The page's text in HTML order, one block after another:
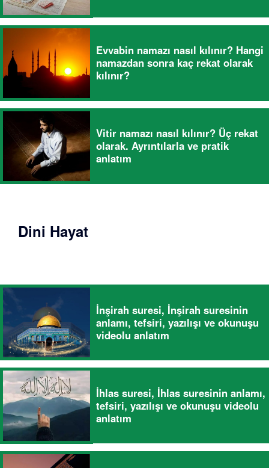
Evvabin namazı nasıl kılınır? Hangi
namazdan sonra kaç rekat olarak
kılınır?
Vitir namazı nasıl kılınır? Üç rekat
olarak. Ayrıntılarla ve pratik
anlatım
Dini Hayat
İnşirah suresi, İnşirah suresinin
anlamı, tefsiri, yazılışı ve okunuşu
videolu anlatım
İhlas suresi, İhlas suresinin anlamı,
tefsiri, yazılışı ve okunuşu videolu
anlatım